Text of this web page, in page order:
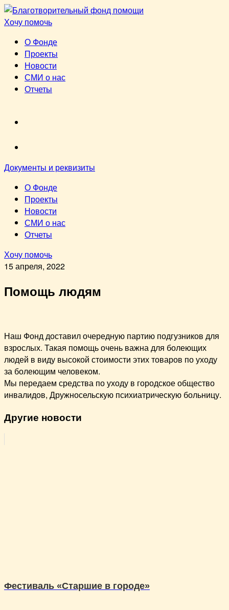
Перейти
к
Хочу помочь
О Фонде
Проекты
Новости
СМИ о нас
Отчеты
Документы и реквизиты
О Фонде
Проекты
Новости
СМИ о нас
Отчеты
Хочу помочь
15 апреля, 2022
Помощь людям
Наш Фонд доставил очередную партию подгузников для
взрослых. Такая помощь очень важна для болеющих
людей в виду высокой стоимости этих товаров по уходу
за болеющим человеком.
Мы передаем средства по уходу в городское общество
инвалидов, Дружносельскую психиатрическую больницу.
Другие новости
Фестиваль «Старшие в городе»